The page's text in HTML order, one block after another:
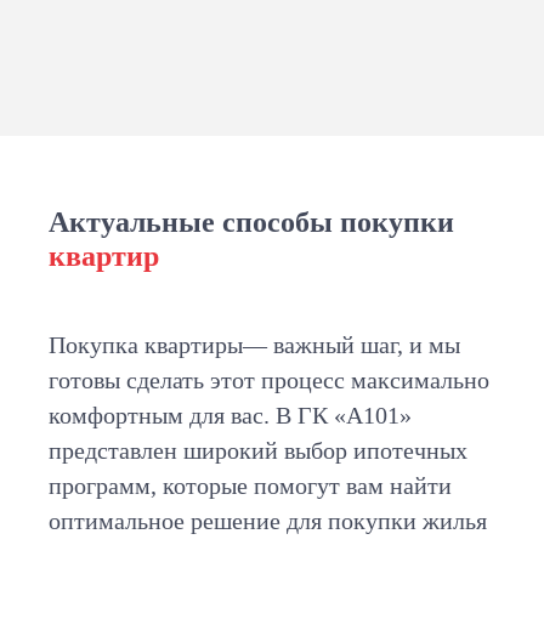
Актуальные способы покупки
квартир
Покупка квартиры— важный шаг, и мы
готовы сделать этот процесс максимально
комфортным для вас. В ГК «А101»
представлен широкий выбор ипотечных
программ, которые помогут вам найти
оптимальное решение для покупки жилья